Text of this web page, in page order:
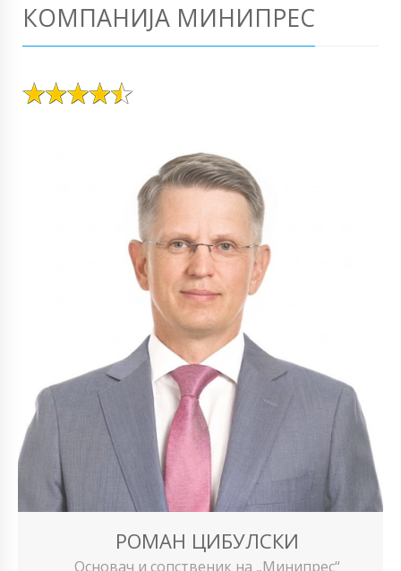
КОМПАНИЈА МИНИПРЕС
РОМАН ЦИБУЛСКИ
Основач и сопственик на „Минипрес“